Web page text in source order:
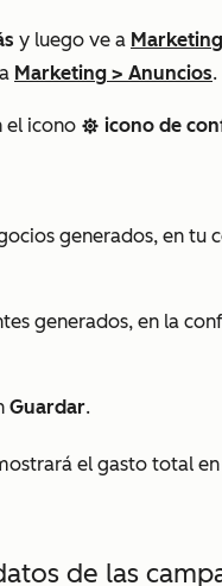
y luego ve a Marketing
Marketing > Anuncios.
el icono settings icono de
generados, en tu
generados, en la
Guardar.
el gasto total
de las